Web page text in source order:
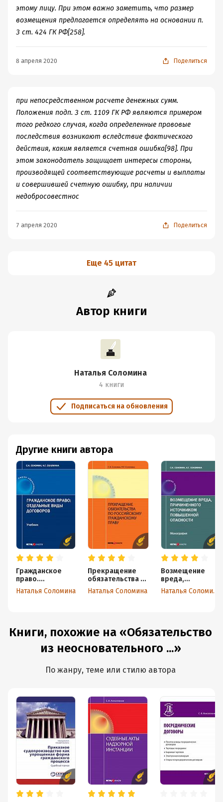
этому лицу. При этом важно заметить, что размер
возмещения предлагается определять на основании п.
3 ст. 424 ГК РФ[258].
8 апреля 2020 Поделиться
при непосредственном расчете денежных сумм.
Положения подп. 3 ст. 1109 ГК РФ являются примером
того редкого случая, когда определенные правовые
последствия возникают вследствие фактического
действия, каким является счетная ошибка[98]. При
этом законодатель защищает интересы стороны,
производящей соответствующие расчеты и выплаты
и совершившей счетную ошибку, при наличии
недобросовестнос
7 апреля 2020 Поделиться
Еще 45 цитат
Автор книги
Наталья Соломина
4 книги
Подписаться на обновления
Другие книги автора
Гражданское
право.
Отдельные виды
договоров
Наталья Соломина
Прекращение
обязательства по
российскому
гражданскому
Наталья Соломина
Возмещение
вреда,
причиненного
источником
Наталья Соломина
Книги, похожие на «Обязательство
из неосновательного ...»
По жанру, теме или стилю автора